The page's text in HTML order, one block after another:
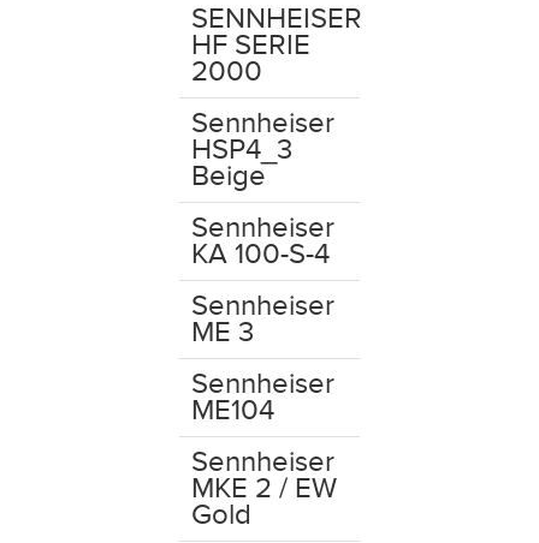
SENNHEISER
HF SERIE
2000
Sennheiser
HSP4_3
Beige
Sennheiser
KA 100-S-4
Sennheiser
ME 3
Sennheiser
ME104
Sennheiser
MKE 2 / EW
Gold